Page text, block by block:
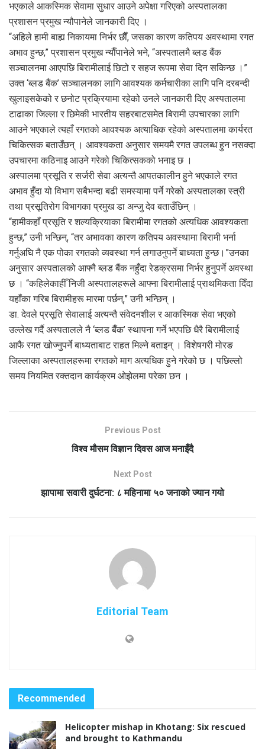
भएकाले आकस्मिक सेवामा सुधार आउने अपेक्षा गरिएको अस्पतालका
प्रशासन प्रमुख न्यौपानेले जानकारी दिए ।
“अहिले हामी बाह्य निकायमा निर्भर छाैँ, जसका कारण कतिपय अवस्थामा रगत
अभाव हुन्छ,” प्रशासन प्रमुख न्याैँपानेले भने, “अस्पतालमै ब्लड बैंक
सञ्चालनमा आएपछि बिरामीलाई छिटो र सहज रूपमा सेवा दिन सकिन्छ ।”
उक्त ‘ब्लड बैंक’ सञ्चालनका लागि आवश्यक कर्मचारीका लागि पनि दरबन्दी
खुलाइसकेको र छनोट प्रक्रियामा रहेको उनले जानकारी दिए अस्पतालमा
टाढाका जिल्ला र छिमेकी भारतीय सहरबाटसमेत बिरामी उपचारका लागि
आउने भएकाले त्यहाँ रगतको आवश्यक अत्याधिक रहेको अस्पतालमा कार्यरत
चिकित्सक बताउँछन् । आवश्यकता अनुसार समयमै रगत उपलब्ध हुन नसक्दा
उपचारमा कठिनाइ आउने गरेको चिकित्सकको भनाइ छ ।
अस्पालमा प्रसूति र सर्जरी सेवा अत्यन्तै आपतकालीन हुने भएकाले रगत
अभाव हुँदा यो विभाग सबैभन्दा बढी समस्यामा पर्ने गरेको अस्पतालका स्त्री
तथा प्रसूतिरोग विभागका प्रमुख डा अन्जु देव बताउँछिन् ।
“हामीकहाँ प्रसूति र शल्यक्रियाका बिरामीमा रगतको अत्यधिक आवश्यकता
हुन्छ,” उनी भन्छिन्, “तर अभावका कारण कतिपय अवस्थामा बिरामी भर्ना
गर्नुअघि नै एक पोका रगतको व्यवस्था गर्न लगाउनुपर्ने बाध्यता हुन्छ।”उनका
अनुसार अस्पतालको आफ्नै ब्लड बैंक नहुँदा रेडक्रसमा निर्भर हुनुपर्ने अवस्था
छ । “कहिलेकाहीँ निजी अस्पतालहरूले आफ्ना बिरामीलाई प्राथमिकता दिँदा
यहाँका गरिब बिरामीहरू मारमा पर्छन्,” उनी भन्छिन् ।
डा. देवले प्रसूति सेवालाई अत्यन्तै संवेदनशील र आकस्मिक सेवा भएको
उल्लेख गर्दै अस्पतालले नै ‘ब्लड बैँक’ स्थापना गर्ने भएपछि धैरै बिरामीलाई
आफै रगत खोज्नुपर्ने बाध्यताबाट राहत मिल्ने बताइन् । विशेषगरी मोरङ
जिल्लाका अस्पतालहरूमा रगतको माग अत्यधिक हुने गरेको छ । पछिल्लो
समय नियमित रक्तदान कार्यक्रम ओझेलमा परेका छन ।
Previous Post
विश्व मौसम विज्ञान दिवस आज मनाइँदै
Next Post
झापामा सवारी दुर्घटना: ८ महिनामा ५० जनाको ज्यान गयो
Editorial Team
Recommended
Helicopter mishap in Khotang: Six rescued
and brought to Kathmandu